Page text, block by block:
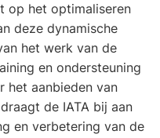
op het optimaliseren
deze dynamische
het werk van de
en ondersteuning
het aanbieden van
de IATA bij aan
en verbetering van de